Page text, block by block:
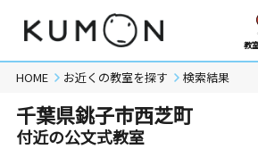
教
HOME お近くの教室を探す 検索結果
千葉県銚子市西芝町
付近の公文式教室